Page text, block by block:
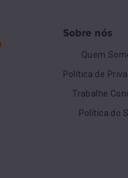
Sobre nós
Quem
Política de
Trabalhe
Política do